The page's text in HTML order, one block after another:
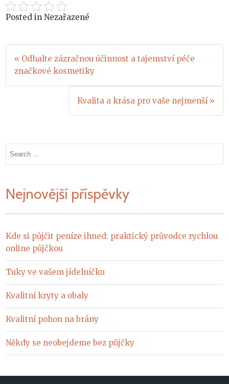
Posted in Nezařazené
Navigace
pro
příspěvek
« Odhalte zázračnou účinnost a tajemství péče
značkové kosmetiky
Kvalita a krása pro vaše nejmenší »
Search
Nejnovější příspěvky
Kde si půjčit peníze ihned: praktický průvodce rychlou
online půjčkou
Tuky ve vašem jídelníčku
Kvalitní kryty a obaly
Kvalitní pohon na brány
Někdy se neobejdeme bez půjčky